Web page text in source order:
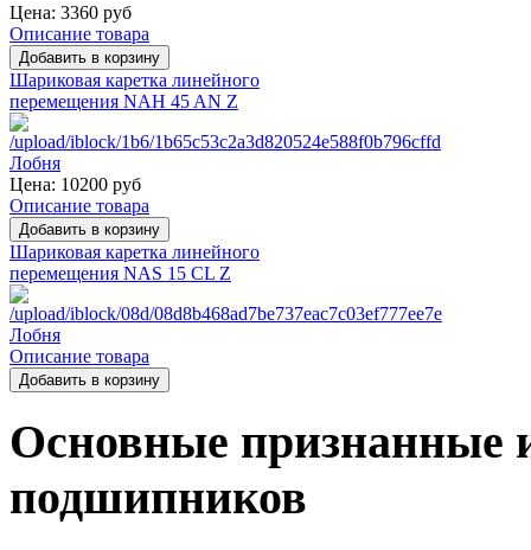
Цена: 3360 руб
Описание товара
Шариковая каретка линейного
перемещения NAH 45 AN Z
Цена: 10200 руб
Описание товара
Шариковая каретка линейного
перемещения NAS 15 CL Z
Описание товара
Основные признанные
подшипников